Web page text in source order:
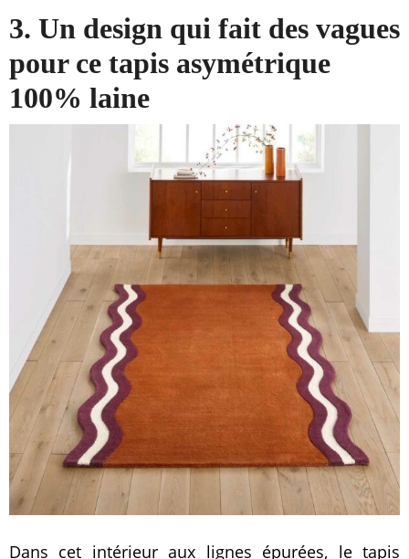
3. Un design qui fait des vagues
pour ce tapis asymétrique
100% laine
Dans cet intérieur aux lignes épurées, le tapis